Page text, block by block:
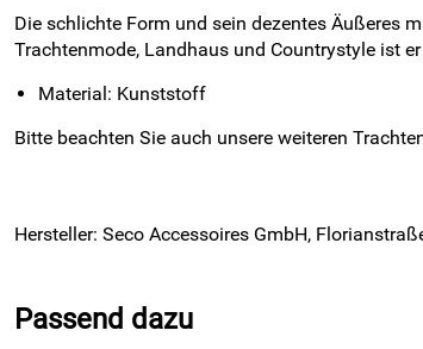
Die schlichte Form und sein dezentes Äußeres
Trachtenmode, Landhaus und Countrystyle ist
Material: Kunststoff
Bitte beachten Sie auch unsere weiteren
Hersteller: Seco Accessoires GmbH,
Passend dazu